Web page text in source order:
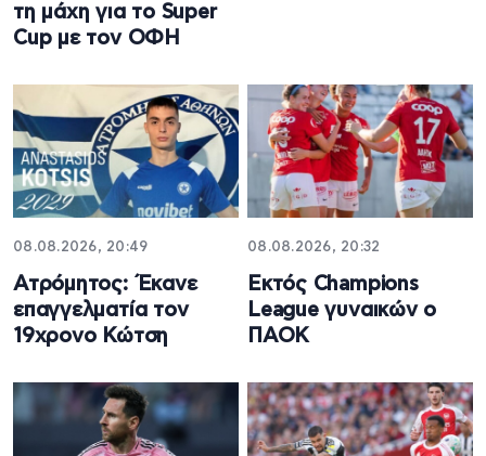
τη μάχη για το Super
Cup με τον ΟΦΗ
08.08.2026, 20:49
Ατρόμητος: Έκανε
επαγγελματία τον
19χρονο Κώτση
08.08.2026, 20:32
Εκτός Champions
League γυναικών ο
ΠΑΟΚ